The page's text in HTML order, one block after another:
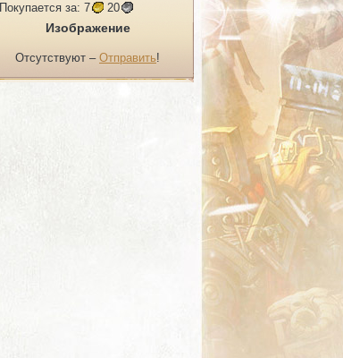
Покупается за: 7 20
Изображение
Отсутствуют – Отправить!